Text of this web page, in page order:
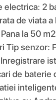
2
de viata a
la 50
Tip senzor:
de baterie